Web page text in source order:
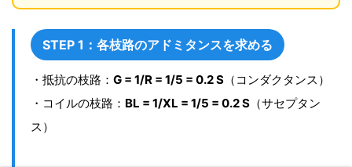
STEP 1：各枝路のアドミタンスを求める
・抵抗の枝路： G = 1/R = 1/5 = 0.2 S （コンダクタンス）
・コイルの枝路： BL = 1/XL = 1/5 = 0.2 S （サセプタン
ス）